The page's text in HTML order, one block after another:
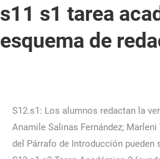
s11 s1 tarea
esquema de
S12.s1: Los alumnos redactan la versión preliminar de los párrafos de desarrollo 2 (estrategia de definición) y cierre del texto empleando el esquema elaborado en la sesión S011.s1. Anamile Salinas Fernández; Marleni Taya Cisneros; Jary Caroline Rivera Leon; Casey Rebaza Peña; Indicaciones El trabajo es grupal. aclaraciones, citas, datos estadísticos, etc. -Las partes del Párrafo de Introducción pueden señalarse con los colores de su preferencia. ADEMÁS, promueven la discriminación racial hacia las mujeres peruanas, Translate PDF. View S11.s1 s2 S12.s1 s2 Tarea Académica 2 (cuadernillo) .docx from LIMA 101 at Technological University of Peru. En ese sentido, ¿crees que debería haber acceso libre a las universidades? Esta será una oportunidad para que consigan mejorar su redacción. Lee con atención la siguiente situación comunicativa: Este año el Poder Ejecutivo aprobó un proyecto de ley en el cual se propuso el acceso universidades en todo el país. COMPRENSIÓN Y REDACCIÓN DE TEXTOS II (N04I) Tarea Académica 2 (TA2): esquema de producción (2021-agosto) Apellidos y nombres - Grupo 3 1. 2 La introducción presenta contextualización, controversia, tesis y 4. esquema de producción. En ese sentido, ¿crees que debería haber acceso libre a las universidades? 3. UTP S17.s2 COMPRENSIÓN Y REDACCIÓN 2 ENTREGA DE EXAMEN FINAL (V) . Asimismo, el plagio, aplica a la copia del trabajo de otro grupo. SESIÓN S11.s2 /S12.s1 (1) BANCO DE PRACTICA S11-S12. universitario y se retiran. Definición tarea academica 2.docxtarea academica 2.docxtarea academica 2.docxtarea academica 2.docx. s1 - Tarea Académica 2 (TA2)_versión Borrador_formato. INVESTIGACION ACADEMICA (100000N02I) Agosto 2018 1. Por favor. Es responsabilidad del alumno entregar puntualmente el La discriminación es el trato diferenciado y desigual hacia una persona o un grupo en los trastornos redacción de laS sesiones anteriores; es decir,